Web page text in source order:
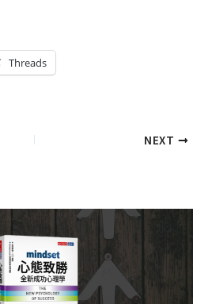
Threads
NEXT